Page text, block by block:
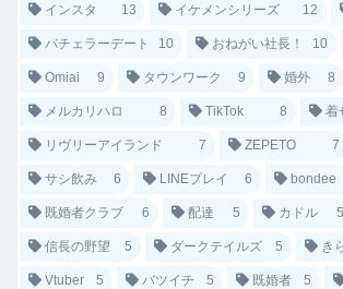
インスタ 13 イケメンシリーズ 12
バチェラーデート 10 おねがい社長！ 10
Omiai 9 タウンワーク 9 婚外 8
メルカリハロ 8 TikTok 8 着
リヴリーアイランド 7 ZEPETO 7
サシ飲み 6 LINEプレイ 6 bondee
既婚者クラブ 6 配達 5 カドル 5
信長の野望 5 ダークテイルズ 5 き
Vtuber 5 バツイチ 5 既婚者 5